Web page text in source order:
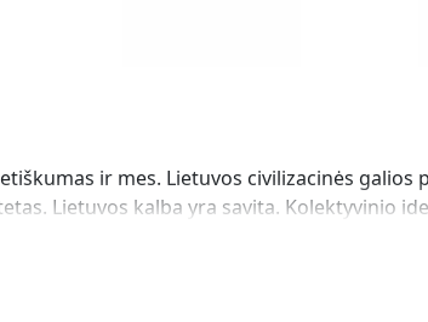
ir mes. Lietuvos civilizacinės
Lietuvos kalba yra savita. Kolektyvinio